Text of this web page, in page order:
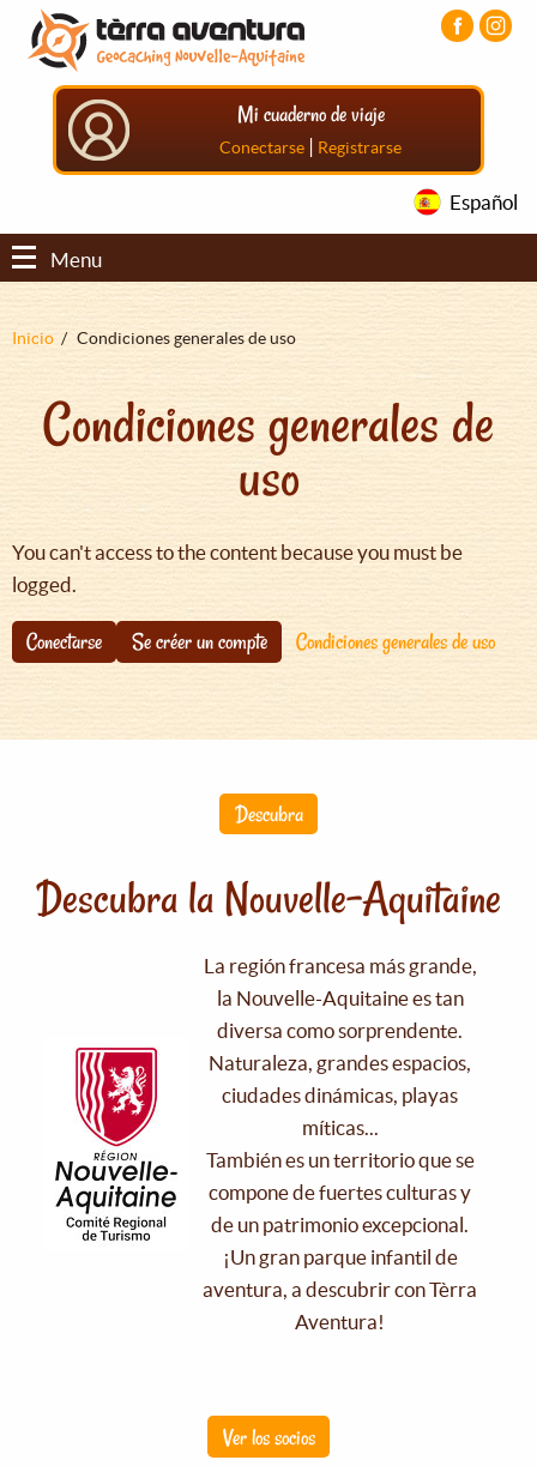
Pasar
contenido
principal
Pasar
menú
principal
Pasar
principal
Mi cuaderno de viaje
Conectarse | Registrarse
Español
Menu
Sobrescribir
ayuda
navegación
Inicio Condiciones generales de uso
Condiciones generales de
uso
You can't access to the content because you must be
logged.
Conectarse Se créer un compte Condiciones generales de uso
Descubra
Descubra la Nouvelle-Aquitaine
La región francesa más grande,
la Nouvelle-Aquitaine es tan
diversa como sorprendente.
Naturaleza, grandes espacios,
ciudades dinámicas, playas
míticas...
También es un territorio que se
compone de fuertes culturas y
de un patrimonio excepcional.
¡Un gran parque infantil de
aventura, a descubrir con Tèrra
Aventura!
Ver los socios